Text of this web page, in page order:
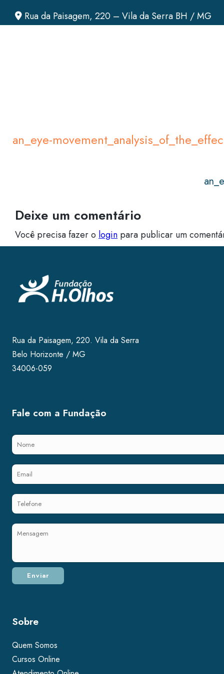
Rua da Paisagem, 220 – Vila da Serra BH / MG
an_eye-
Deixe um comentário
Você precisa fazer o login para publicar um
Rua da Paisagem, 220. Vila da Serra
Belo Horizonte / MG
34006-059
Fale com a Fundação
Sobre
Quem Somos
Cursos Online